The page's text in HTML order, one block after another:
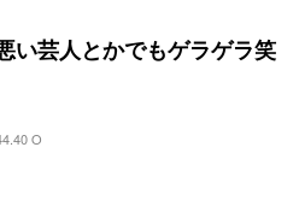
い芸人とかでもゲラゲラ笑
O